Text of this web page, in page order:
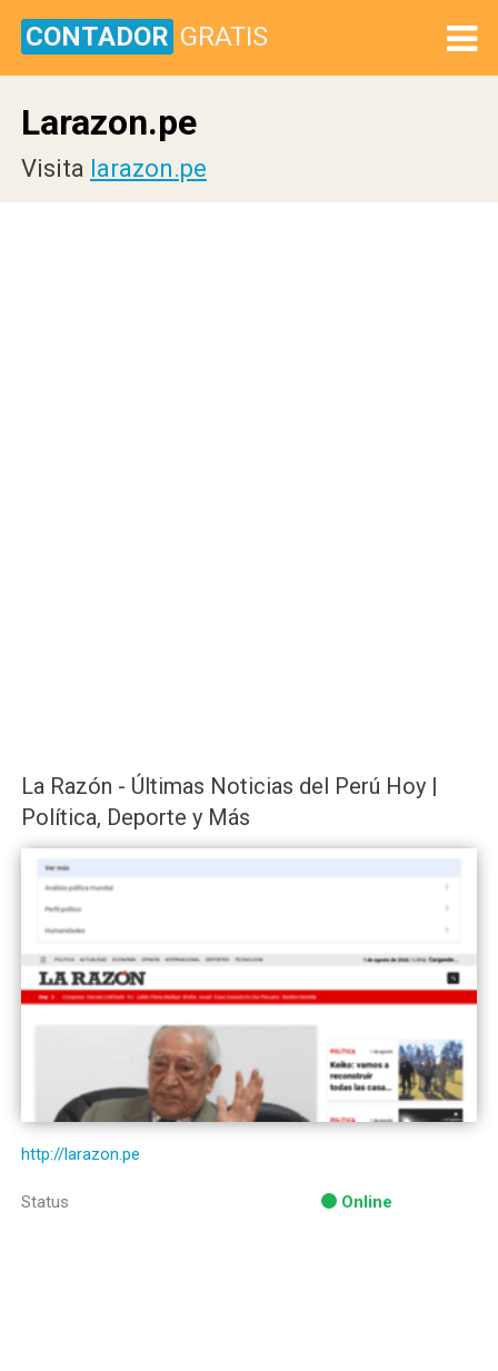
CONTADOR GRATIS
Larazon.pe
Visita larazon.pe
La Razón - Últimas Noticias del Perú Hoy |
Política, Deporte y Más
http://larazon.pe
Status Online